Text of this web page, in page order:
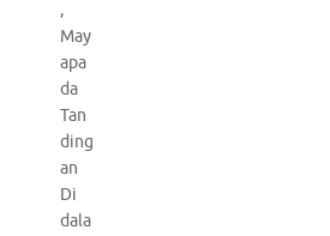
,
May
apa
da
Tan
ding
an
Di
dala